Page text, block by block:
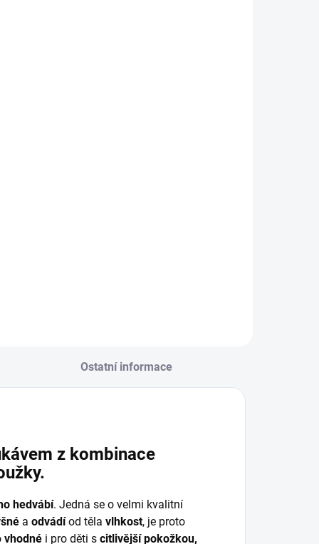
Ostatní informace
z kombinace
hedvábí. Jedná se o velmi kvalitní
a odvádíod těla vlhkost, je proto
vhodné i pro děti s citlivější pokožkou,